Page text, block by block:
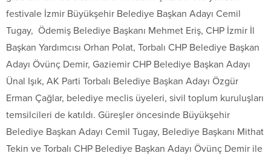
festivale İzmir Büyükşehir Belediye Başkan Adayı Cemil
Tugay, Ödemiş Belediye Başkanı Mehmet Eriş, CHP İzmir İl
Başkan Yardımcısı Orhan Polat, Torbalı CHP Belediye Başkan
Adayı Övünç Demir, Gaziemir CHP Belediye Başkan Adayı
Ünal Işık, AK Parti Torbalı Belediye Başkan Adayı Özgür
Erman Çağlar, belediye meclis üyeleri, sivil toplum kuruluşları
temsilcileri de katıldı. Güreşler öncesinde Büyükşehir
Belediye Başkan Adayı Cemil Tugay, Belediye Başkanı Mithat
Tekin ve Torbalı CHP Belediye Başkan Adayı Övünç Demir ile